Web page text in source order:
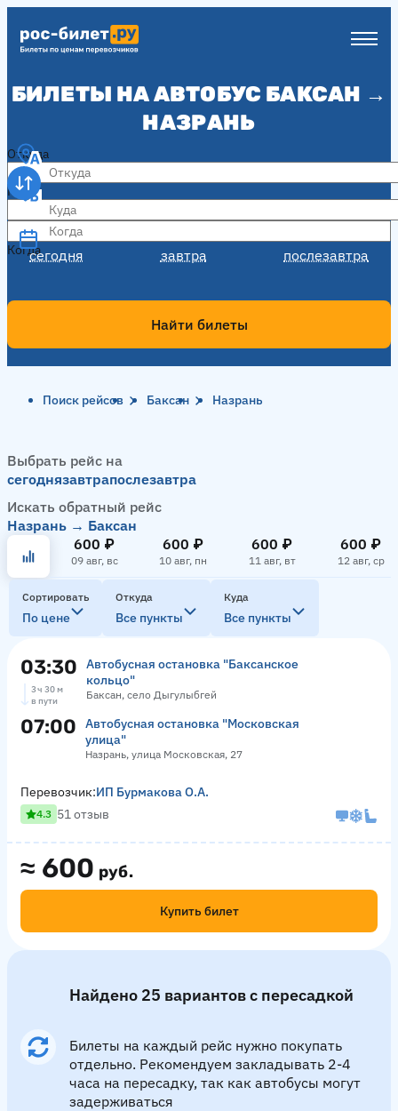
БИЛЕТЫ НА АВТОБУС БАКСАН →
НАЗРАНЬ
Откуда
Куда
Когда
сегодня завтра послезавтра
Когда
Найти билеты
Поиск рейсов Баксан Назрань
Выбрать рейс на
сегоднязавтрапослезавтра
Искать обратный рейс
Назрань → Баксан
600 ₽
09 авг, вс
600 ₽
10 авг, пн
600 ₽
11 авг, вт
600 ₽
12 авг, ср
Сортировать
По цене
Откуда
Все пункты
Куда
Все пункты
03:30
Автобусная остановка "Баксанское
кольцо"
Баксан, село Дыгулыбгей
3 ч 30 м
в пути
07:00
Автобусная остановка "Московская
улица"
Назрань, улица Московская, 27
≈ 600 руб.
Купить билет
Перевозчик:ИП Бурмакова О.А.
4.3 51 отзыв
Найдено 25 вариантов с пересадкой
Билеты на каждый рейс нужно покупать
отдельно. Рекомендуем закладывать 2-4
часа на пересадку, так как автобусы могут
задерживаться